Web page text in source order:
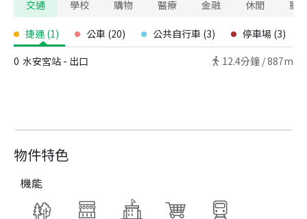
物件特色
機能
交通 學校 購物 醫療 金融 休閒 寵
捷運 (1) 公車 (20) 公共自行車 (3) 停車場 (3)
0 水安宮站 - 出口 12.4分鐘 /887m